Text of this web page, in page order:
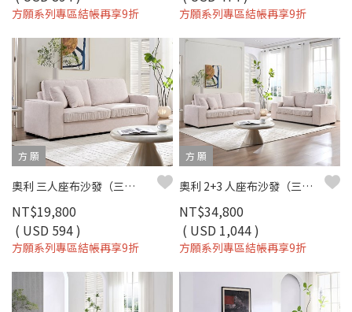
方願系列專區結帳再享9折 方願系列專區結帳再享9折
方 願
奧利 三人座布沙發（三色）｜超細纖維科技布 × 寬大座椅 × 現代簡約風 – 方願系列
NT$19,800
( USD 594 )
方願系列專區結帳再享9折
方 願
奧利 2+3 人座布沙發（三色）｜超細纖維科技布 × 寬大座椅設計 × 百搭現代風 – 方願系列
NT$34,800
( USD 1,044 )
方願系列專區結帳再享9折